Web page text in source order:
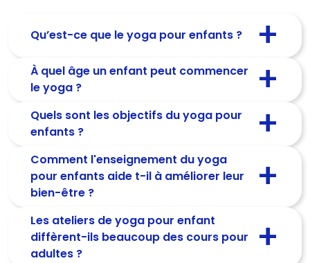
Qu’est-ce que le yoga pour enfants ?
À quel âge un enfant peut commencer
le yoga ?
Quels sont les objectifs du yoga pour
enfants ?
Comment l'enseignement du yoga
pour enfants aide t-il à améliorer leur
bien-être ?
Les ateliers de yoga pour enfant
diffèrent-ils beaucoup des cours pour
adultes ?